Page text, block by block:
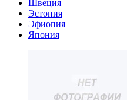
Швеция
Эстония
Эфиопия
Япония